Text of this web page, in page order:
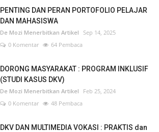
PENTING DAN PERAN PORTOFOLIO PELAJAR
DAN MAHASISWA
De Mozi Menerbitkan Artikel
Sep 14, 2025
0 Komentar
64 Pembaca
DORONG MASYARAKAT : PROGRAM INKLUSIF
(STUDI KASUS DKV)
De Mozi Menerbitkan Artikel
Feb 25, 2024
0 Komentar
48 Pembaca
DKV DAN MULTIMEDIA VOKASI : PRAKTIS dan